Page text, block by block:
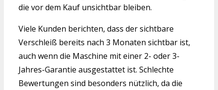
die vor dem Kauf unsichtbar bleiben.
Viele Kunden berichten, dass der sichtbare
Verschleiß bereits nach 3 Monaten sichtbar ist,
auch wenn die Maschine mit einer 2- oder 3-
Jahres-Garantie ausgestattet ist. Schlechte
Bewertungen sind besonders nützlich, da die